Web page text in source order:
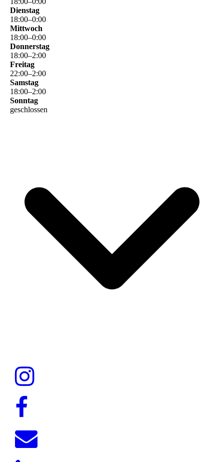
Dienstag
18:00–0:00
Mittwoch
18:00–0:00
Donnerstag
18:00–2:00
Freitag
22:00–2:00
Samstag
18:00–2:00
Sonntag
geschlossen